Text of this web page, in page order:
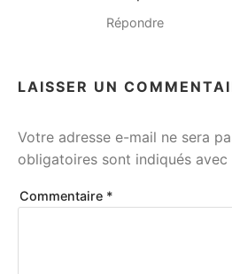
Répondre
LAISSER UN
Votre adresse e-mail ne sera
obligatoires sont indiqués avec
Commentaire *